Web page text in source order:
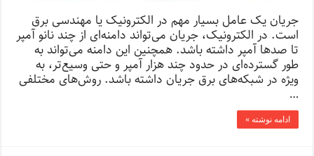
جریان یک عامل بسیار مهم در الکترونیک یا مهندسی برق
است. در الکترونیک، جریان می‌تواند دامنه‌ای از چند نانو آمپر
تا صدها آمپر داشته باشد. همچنین این دامنه می‌تواند به
طور گسترده‌ای در حدود چند هزار آمپر و حتی وسیع‌تر، به
ویژه در شبكه‌های برق جریان داشته باشد. روش‌های مختلفی
…
ادامه نوشته »